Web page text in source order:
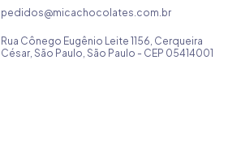
pedidos@micachocolates.com.br
Rua Cônego Eugênio Leite 1156, Cerqueira
César, São Paulo, São Paulo - CEP 05414001